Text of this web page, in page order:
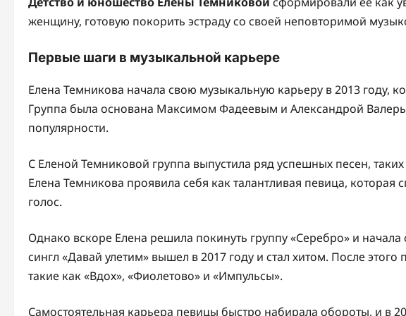
женщину, готовую покорить эстраду со своей неповторимой
Первые шаги в музыкальной карьере
Елена Темникова начала свою музыкальную карьеру в 2013 году,
Группа была основана Максимом Фадеевым и Александрой
популярности.
С Еленой Темниковой группа выпустила ряд успешных песен,
Елена Темникова проявила себя как талантливая певица, которая
голос.
Однако вскоре Елена решила покинуть группу «Серебро» и
сингл «Давай улетим» вышел в 2017 году и стал хитом. После
такие как «Вдох», «Фиолетово» и «Импульсы».
Самостоятельная карьера певицы быстро набирала обороты, и в